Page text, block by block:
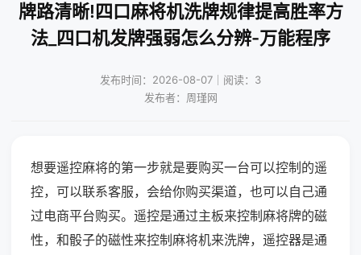
牌路清晰!四口麻将机洗牌规律提高胜率方
法_四口机发牌强弱怎么分辨-万能程序
发布时间：2026-08-07｜阅读：3
发布者：周瑾网
想要遥控麻将的第一步就是要购买一台可以控制的遥
控，可以联系客服，会给你购买渠道，也可以自己通
过电商平台购买。遥控是通过主板来控制麻将牌的磁
性，和骰子的磁性来控制麻将机来洗牌，遥控器是通